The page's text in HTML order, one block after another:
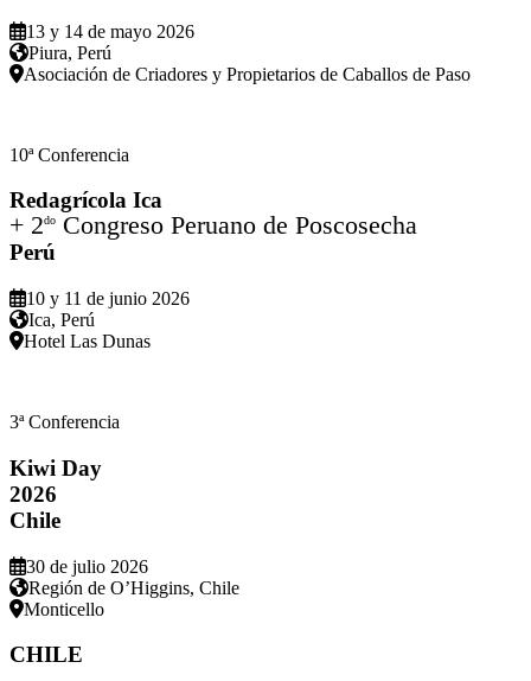
13 y 14 de mayo 2026
Piura, Perú
Asociación de Criadores y Propietarios de Caballos de Paso
10ª Conferencia
Redagrícola Ica
+ 2do Congreso Peruano de Poscosecha
Perú
10 y 11 de junio 2026
Ica, Perú
Hotel Las Dunas
3ª Conferencia
Kiwi Day
2026
Chile
30 de julio 2026
Región de O’Higgins, Chile
Monticello
CHILE